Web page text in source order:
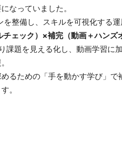
なっていました。
整備し、スキルを可視化する運
ェック）×補完（動画＋ハンズ
課題を見える化し、動画学習に
るための「手を動かす学び」
。